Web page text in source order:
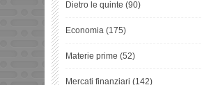
Dietro le quinte (90)
Economia (175)
Materie prime (52)
Mercati finanziari (142)